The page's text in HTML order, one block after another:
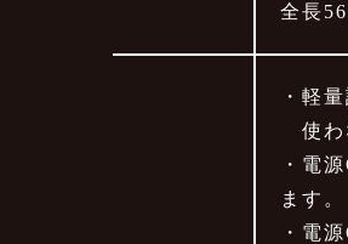
全長
・軽
使わ
・電
ます。
・電